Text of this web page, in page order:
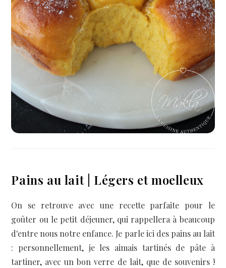
Pains au lait | Légers et moelleux
On se retrouve avec une recette parfaite pour le
goûter ou le petit déjeuner, qui rappellera à beaucoup
d'entre nous notre enfance. Je parle ici des pains au lait
: personnellement, je les aimais tartinés de pâte à
tartiner, avec un bon verre de lait, que de souvenirs !